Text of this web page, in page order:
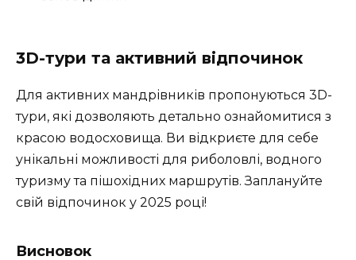
3D-тури та активний відпочинок
Для активних мандрівників пропонуються 3D-
тури, які дозволяють детально ознайомитися з
красою водосховища. Ви відкриєте для себе
унікальні можливості для риболовлі, водного
туризму та пішохідних маршрутів. Заплануйте
свій відпочинок у 2025 році!
Висновок